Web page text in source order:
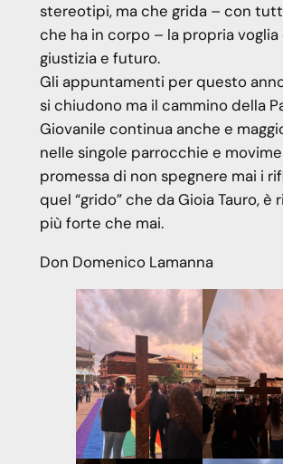
stereotipi, ma che grida – con
che ha in corpo – la propria voglia
giustizia e futuro.
Gli appuntamenti per questo
si chiudono ma il cammino della
Giovanile continua anche e
nelle singole parrocchie e
promessa di non spegnere mai i
quel “grido” che da Gioia Tauro, è
più forte che mai.
Don Domenico Lamanna